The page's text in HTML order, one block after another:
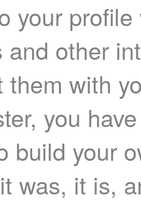
your
and other
them with
you
build your
it was, it is,